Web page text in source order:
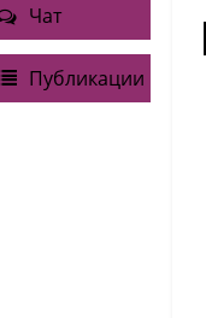
Чат
Публикации